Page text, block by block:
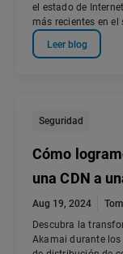
el estado de
más recientes en el
Leer blog
Seguridad
Cómo
una CDN a
Aug 19, 2024
Descubra la
Akamai durante